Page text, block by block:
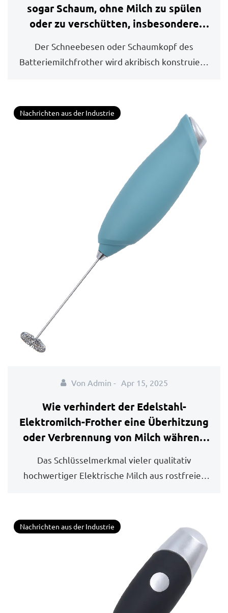
sogar Schaum, ohne Milch zu spülen
oder zu verschütten, insbesondere
Geschwindigkeiten verwendet wird?
Der Schneebesen oder Schaumkopf des
Batteriemilchfrother wird akribisch konstruiert,
Nachrichten aus der Industrie
Von Admin - Apr 15, 2025
Wie verhindert der Edelstahl-
Elektromilch-Frother eine Überhitzung
oder Verbrennung von Milch während
aufeinanderfolgenden Schaumzyklen?
Das Schlüsselmerkmal vieler qualitativ
hochwertiger Elektrische Milch aus rostfreier
Nachrichten aus der Industrie